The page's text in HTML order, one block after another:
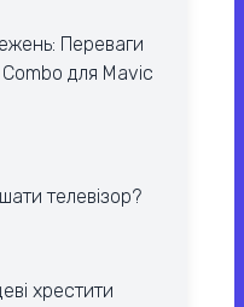
Переваги
для Mavic
телевізор?
хрестити